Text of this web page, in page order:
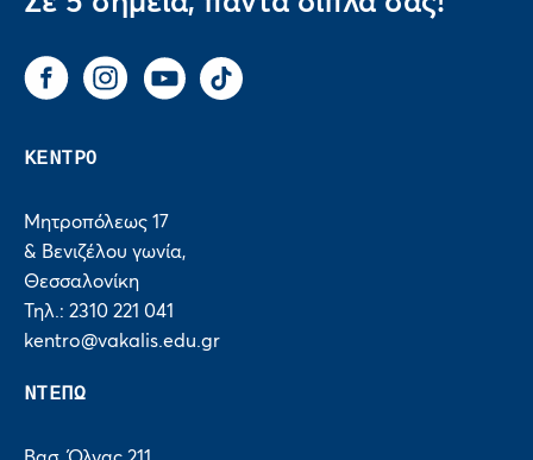
FacebookInstagram
You Tube Tik Tok
ΚΕΝΤΡΟ
Μητροπόλεως 17
& Βενιζέλου γωνία,
Θεσσαλονίκη
Τηλ.: 2310 221 041
kentro@vakalis.edu.gr
ΝΤΕΠΩ